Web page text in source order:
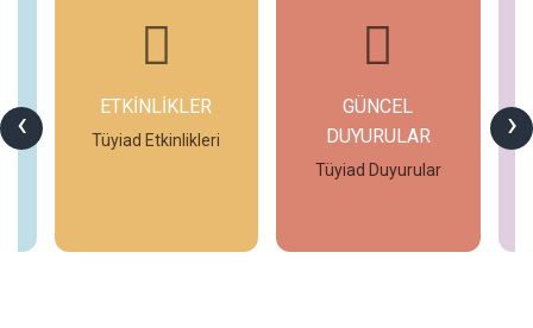
‹ ›
ETKİNLİKLER
Tüyiad Etkinlikleri
GÜNCEL
DUYURULAR
Tüyiad Duyurular